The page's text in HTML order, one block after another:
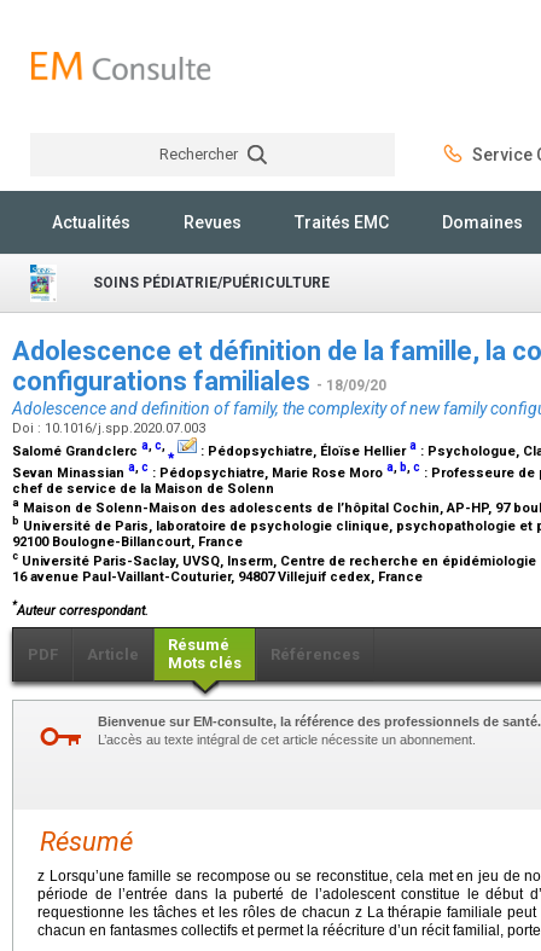
Rechercher Service
Actualités Revues Traités EMC Domaines
SOINS PÉDIATRIE/PUÉRICULTURE
Adolescence et définition de la famille, la
configurations familiales - 18/09/20
Adolescence and definition of family, the complexity of new family
Doi : 10.1016/j.spp.2020.07.003
Salomé Grandclerc a,c,⁎ : Pédopsychiatre, Éloïse Helliera : Psychologue,
Sevan Minassian a c : Pédopsychiatre, Marie Rose Moro a b c : Professeure de
chef de service de la Maison de Solenn
a Maison de Solenn-Maison des adolescents de l’hôpital Cochin, AP-HP, 97
b Université de Paris, laboratoire de psychologie clinique, psychopathologie et
92100 Boulogne-Billancourt, France
c Université Paris-Saclay, UVSQ, Inserm, Centre de recherche en épidémiologie
16 avenue Paul-Vaillant-Couturier, 94807 Villejuif cedex, France
*Auteur correspondant.
PDF Article
Résumé
Mots clés
Références
Bienvenue sur EM-consulte, la référence des professionnels de santé.
L’accès au texte intégral de cet article nécessite un abonnement.
Résumé
z Lorsqu’une famille se recompose ou se reconstitue, cela met en jeu de
période de l’entrée dans la puberté de l’adolescent constitue le début
requestionne les tâches et les rôles de chacun z La thérapie familiale
chacun en fantasmes collectifs et permet la réécriture d’un récit familial,